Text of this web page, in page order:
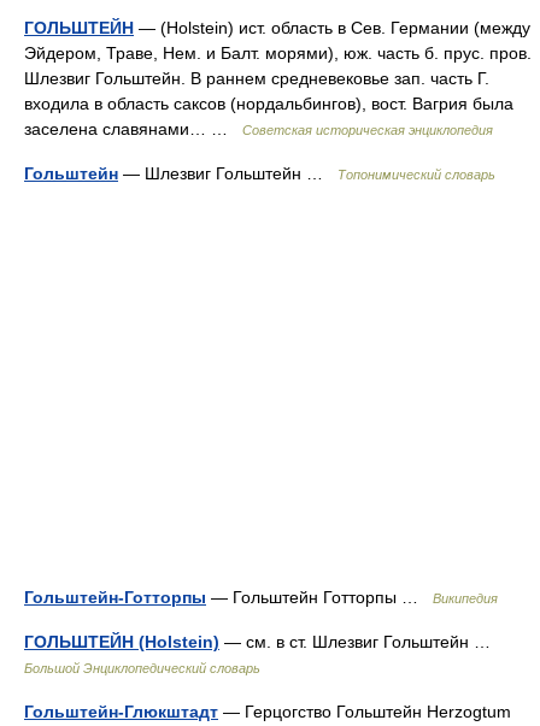
ГОЛЬШТЕЙН — (Holstein) ист. область в Сев. Германии (между
Эйдером, Траве, Нем. и Балт. морями), юж. часть б. прус. пров.
Шлезвиг Гольштейн. В раннем средневековье зап. часть Г.
входила в область саксов (нордальбингов), вост. Вагрия была
заселена славянами… …
Советская историческая энциклопедия
Гольштейн — Шлезвиг Гольштейн … Топонимический словарь
Гольштейн-Готторпы — Гольштейн Готторпы … Википедия
ГОЛЬШТЕЙН (Holstein) — см. в ст. Шлезвиг Гольштейн …
Большой Энциклопедический словарь
Гольштейн-Глюкштадт — Герцогство Гольштейн Herzogtum